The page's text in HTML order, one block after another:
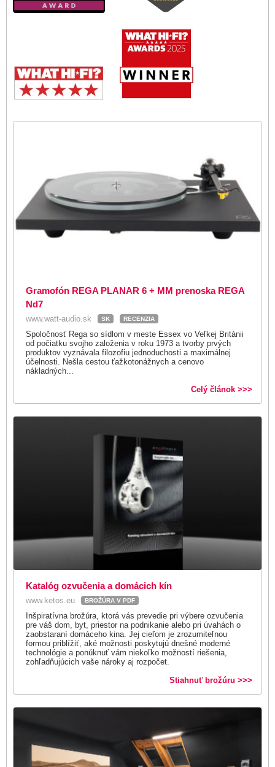
Gramofón REGA PLANAR 6 + MM prenoska REGA
Nd7
www.watt-audio.sk SK RECENZIA
Spoločnosť Rega so sídlom v meste Essex vo Veľkej Británii
od počiatku svojho založenia v roku 1973 a tvorby prvých
produktov vyznávala filozofiu jednoduchosti a maximálnej
účelnosti. Nešla cestou ťažkotonážnych a cenovo
nákladných...
Celý článok >>>
Katalóg ozvučenia a domácich kín
www.ketos.eu BROŽÚRA V PDF
Inšpiratívna brožúra, ktorá vás prevedie pri výbere ozvučenia
pre váš dom, byt, priestor na podnikanie alebo pri úvahách o
zaobstaraní domáceho kina. Jej cieľom je zrozumiteľnou
formou priblížiť, aké možnosti poskytujú dnešné moderné
technológie a ponúknuť vám niekoľko možností riešenia,
zohľadňujúcich vaše nároky aj rozpočet.
Stiahnuť brožúru >>>